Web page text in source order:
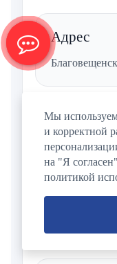
Адрес
Телефон
8-961-954-70-
Мы
и корректной
на "Я
политикой